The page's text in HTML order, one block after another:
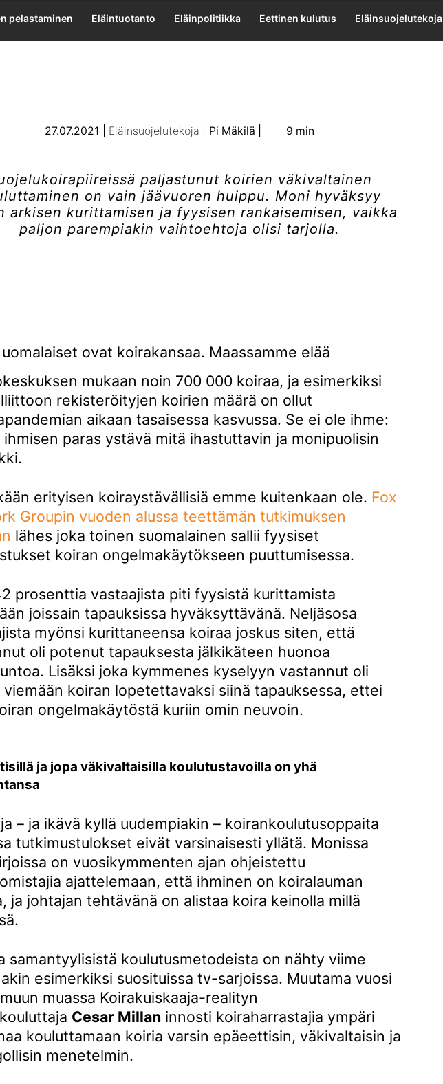
pelastaminen Eläintuotanto Eläinpolitiikka Eettinen kulutus Eläinsuojelutekoja
silloin tällöin
27.07.2021 Eläinsuojelutekoja Pi Mäkilä 9 min
paljastunut koirien väkivaltainen
on vain jäävuoren huippu. Moni hyväksyy
arkisen kurittamisen ja fyysisen rankaisemisen, vaikka
paljon parempiakin vaihtoehtoja olisi tarjolla.
uomalaiset ovat koirakansaa. Maassamme elää
mukaan noin 700 000 koiraa, ja esimerkiksi
rekisteröityjen koirien määrä on ollut
aikaan tasaisessa kasvussa. Se ei ole ihme:
ihmisen paras ystävä mitä ihastuttavin ja monipuolisin
erityisen koiraystävällisiä emme kuitenkaan ole. Fox
Groupin vuoden alussa teettämän tutkimuksen
lähes joka toinen suomalainen sallii fyysiset
koiran ongelmakäytökseen puuttumisessa.
prosenttia vastaajista piti fyysistä kurittamista
joissain tapauksissa hyväksyttävänä. Neljäsosa
myönsi kurittaneensa koiraa joskus siten, että
oli potenut tapauksesta jälkikäteen huonoa
Lisäksi joka kymmenes kyselyyn vastannut oli
viemään koiran lopetettavaksi siinä tapauksessa, ettei
ongelmakäytöstä kuriin omin neuvoin.
ja jopa väkivaltaisilla koulutustavoilla on yhä
– ja ikävä kyllä uudempiakin – koirankoulutusoppaita
tutkimustulokset eivät varsinaisesti yllätä. Monissa
on vuosikymmenten ajan ohjeistettu
ajattelemaan, että ihminen on koiralauman
ja johtajan tehtävänä on alistaa koira keinolla millä
samantyylisistä koulutusmetodeista on nähty viime
esimerkiksi suosituissa tv-sarjoissa. Muutama vuosi
muassa Koirakuiskaaja-realityn
Cesar Millan innosti koiraharrastajia ympäri
kouluttamaan koiria varsin epäeettisin, väkivaltaisin ja
menetelmin.